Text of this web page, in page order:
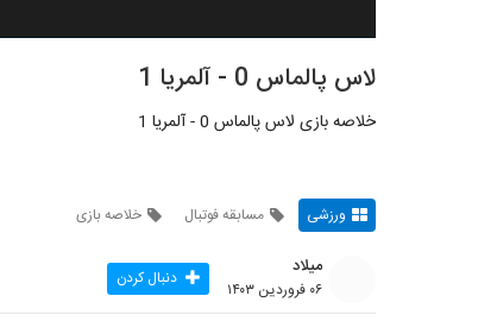
لاس پالماس 0 - آلمریا 1
خلاصه بازی لاس پالماس 0 - آلمریا 1
ورزشی مسابقه فوتبال خلاصه بازی
میلاد
۰۶ فروردین ۱۴۰۳ دنبال کردن